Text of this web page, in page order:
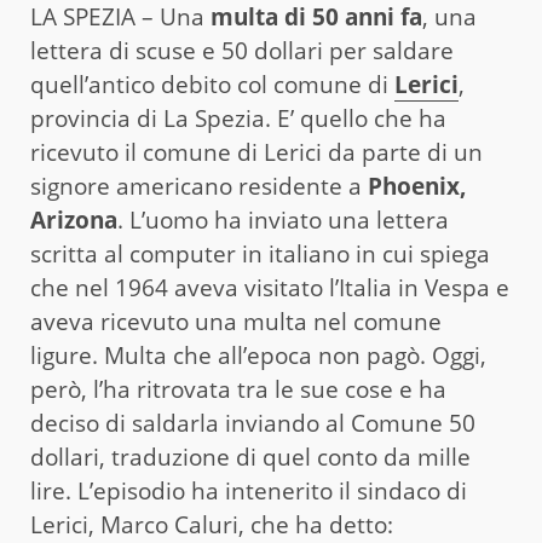
LA SPEZIA – Una multa di 50 anni fa, una
lettera di scuse e 50 dollari per saldare
quell’antico debito col comune di Lerici,
provincia di La Spezia. E’ quello che ha
ricevuto il comune di Lerici da parte di un
signore americano residente a Phoenix,
Arizona. L’uomo ha inviato una lettera
scritta al computer in italiano in cui spiega
che nel 1964 aveva visitato l’Italia in Vespa e
aveva ricevuto una multa nel comune
ligure. Multa che all’epoca non pagò. Oggi,
però, l’ha ritrovata tra le sue cose e ha
deciso di saldarla inviando al Comune 50
dollari, traduzione di quel conto da mille
lire. L’episodio ha intenerito il sindaco di
Lerici, Marco Caluri, che ha detto: